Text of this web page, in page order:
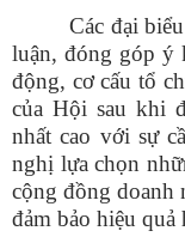
Các đại
luận, đóng góp ý
động, cơ cấu tổ
của Hội sau khi
nhất cao với sự
nghị lựa chọn
cộng đồng doanh
đảm bảo hiệu quả